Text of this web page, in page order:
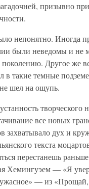
призывно
непонятно. Иногда
были неведомы и не
Другое же
в такие темные
шел на ощупь.
творческого
все новых
захватывало дух и
текста
перестанешь
Хемингуэем — «Я
ужасное» — из